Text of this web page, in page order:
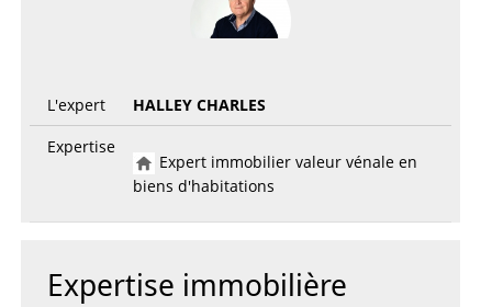
L'expert
HALLEY CHARLES
Expertise
Expert immobilier valeur vénale en
biens d'habitations
Expertise immobilière